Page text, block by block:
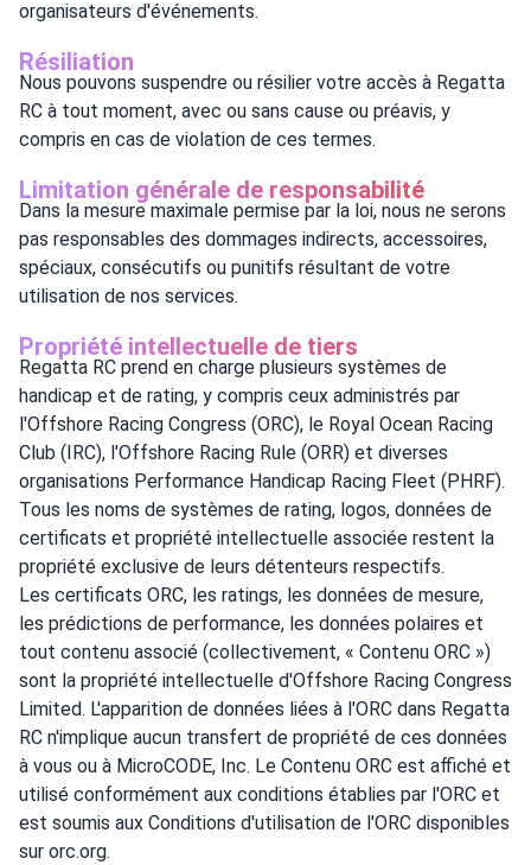
organisateurs d'événements.
Résiliation
Nous pouvons suspendre ou résilier votre accès à Regatta
RC à tout moment, avec ou sans cause ou préavis, y
compris en cas de violation de ces termes.
Limitation générale de responsabilité
Dans la mesure maximale permise par la loi, nous ne serons
pas responsables des dommages indirects, accessoires,
spéciaux, consécutifs ou punitifs résultant de votre
utilisation de nos services.
Propriété intellectuelle de tiers
Regatta RC prend en charge plusieurs systèmes de
handicap et de rating, y compris ceux administrés par
l'Offshore Racing Congress (ORC), le Royal Ocean Racing
Club (IRC), l'Offshore Racing Rule (ORR) et diverses
organisations Performance Handicap Racing Fleet (PHRF).
Tous les noms de systèmes de rating, logos, données de
certificats et propriété intellectuelle associée restent la
propriété exclusive de leurs détenteurs respectifs.
Les certificats ORC, les ratings, les données de mesure,
les prédictions de performance, les données polaires et
tout contenu associé (collectivement, « Contenu ORC »)
sont la propriété intellectuelle d'Offshore Racing Congress
Limited. L'apparition de données liées à l'ORC dans Regatta
RC n'implique aucun transfert de propriété de ces données
à vous ou à MicroCODE, Inc. Le Contenu ORC est affiché et
utilisé conformément aux conditions établies par l'ORC et
est soumis aux Conditions d'utilisation de l'ORC disponibles
sur orc.org.